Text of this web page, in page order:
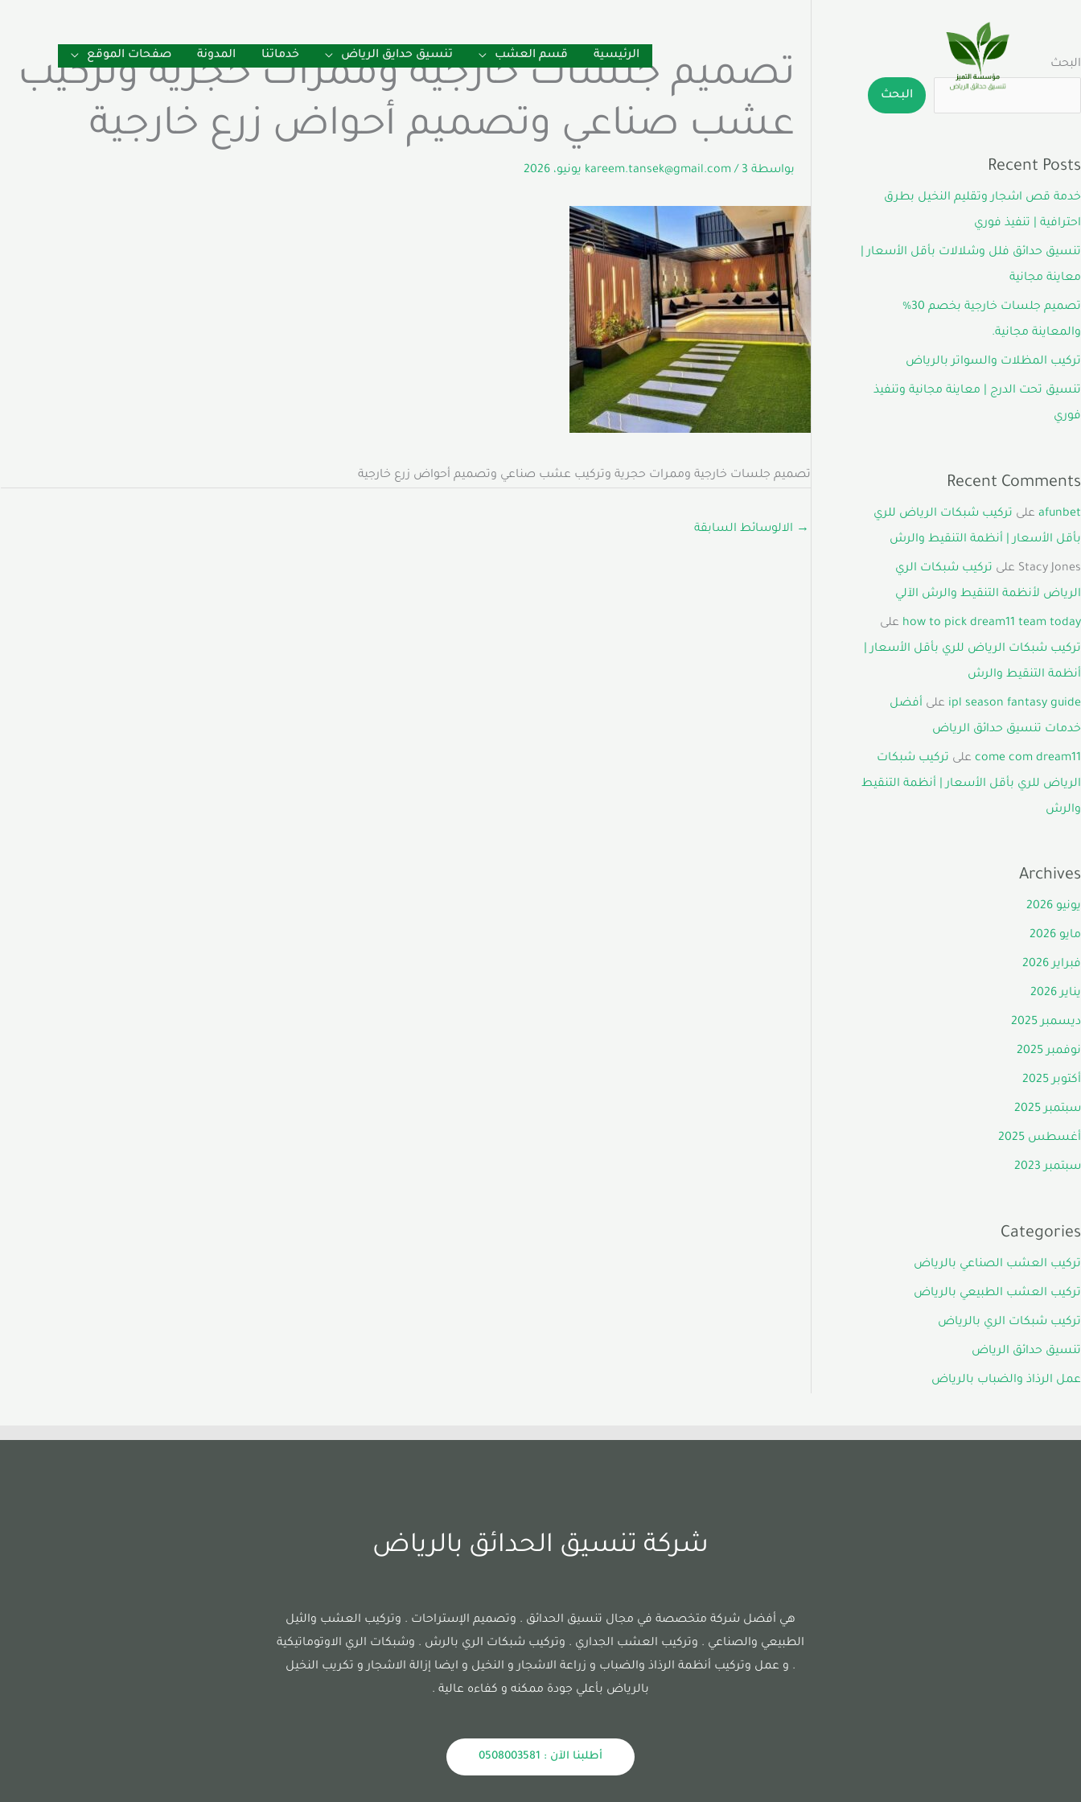
المحتوى
الرئيسية قسم العشب تنسيق حدايق الرياض خدماتنا المدونة صفحات الموقع
البحث
البحث
Recent Posts
خدمة قص اشجار وتقليم النخيل بطرق
احترافية | تنفيذ فوري
تنسيق حدائق فلل وشلالات بأقل الأسعار |
معاينة مجانية
تصميم جلسات خارجية بخصم 30%
والمعاينة مجانية.
تركيب المظلات والسواتر بالرياض
تنسيق تحت الدرج | معاينة مجانية وتنفيذ
فوري
Recent Comments
afunbet على تركيب شبكات الرياض للري
بأقل الأسعار | أنظمة التنقيط والرش
Stacy Jones على تركيب شبكات الري
الرياض لأنظمة التنقيط والرش الآلي
how to pick dream11 team today على
تركيب شبكات الرياض للري بأقل الأسعار |
أنظمة التنقيط والرش
ipl season fantasy guide على أفضل
خدمات تنسيق حدائق الرياض
come com dream11 على تركيب شبكات
الرياض للري بأقل الأسعار | أنظمة التنقيط
والرش
Archives
يونيو 2026
مايو 2026
فبراير 2026
يناير 2026
ديسمبر 2025
نوفمبر 2025
أكتوبر 2025
سبتمبر 2025
أغسطس 2025
سبتمبر 2023
Categories
تركيب العشب الصناعي بالرياض
تركيب العشب الطبيعي بالرياض
تركيب شبكات الري بالرياض
تنسيق حدائق الرياض
عمل الرذاذ والضباب بالرياض
تصميم جلسات خارجية وممرات حجرية وتركيب
عشب صناعي وتصميم أحواض زرع خارجية
بواسطة kareem.tansek@gmail.com/ 3 يونيو، 2026
تصميم جلسات خارجية وممرات حجرية وتركيب عشب صناعي وتصميم أحواض زرع خارجية
→ الالوسائط السابقة
شركة تنسيق الحدائق بالرياض
هي أفضل شركة متخصصة في مجال تنسيق الحدائق . وتصميم الإستراحات . وتركيب العشب والثيل
الطبيعي والصناعي . وتركيب العشب الجداري . وتركيب شبكات الري بالرش . وشبكات الري الاوتوماتيكية
. و عمل وتركيب أنظمة الرذاذ والضباب و زراعة الاشجار و النخيل و ايضا إزالة الاشجار و تكريب النخيل
بالرياض بأعلي جودة ممكنه و كفاءه عالية .
أطلبنا الآن : 0508003581